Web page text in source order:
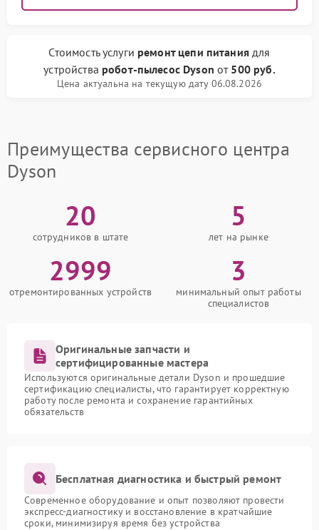
Стоимость услуги ремонт цепи питаниядля
устройства робот-пылесос Dyson от 500 руб.
Цена актуальна на текущую дату 06.08.2026
Преимущества сервисного центра
Dyson
20
сотрудников в штате
5
лет на рынке
2999
отремонтированных устройств
3
минимальный опыт работы
специалистов
Оригинальные запчасти и
сертифицированные мастера
Используются оригинальные детали Dyson и прошедшие
сертификацию специалисты, что гарантирует корректную
работу после ремонта и сохранение гарантийных
обязательств
Бесплатная диагностика и быстрый ремонт
Современное оборудование и опыт позволяют провести
экспресс-диагностику и восстановление в кратчайшие
сроки, минимизируя время без устройства